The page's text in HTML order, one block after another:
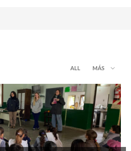
ALL MÁS